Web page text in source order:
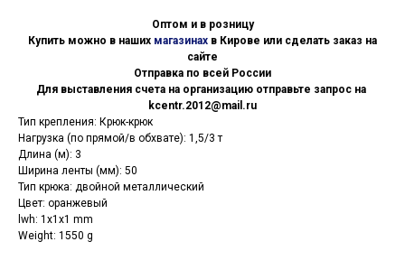
Оптом и в розницу
Купить можно в наших магазинах в Кирове или сделать заказ на
сайте
Отправка по всей России
Для выставления счета на организацию отправьте запрос на
kcentr.2012@mail.ru
Тип крепления: Крюк-крюк
Нагрузка (по прямой/в обхвате): 1,5/3 т
Длина (м): 3
Ширина ленты (мм): 50
Тип крюка: двойной металлический
Цвет: оранжевый
lwh: 1x1x1 mm
Weight: 1550 g